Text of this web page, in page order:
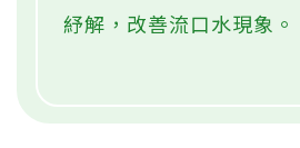
紓解，改善流口水現象。